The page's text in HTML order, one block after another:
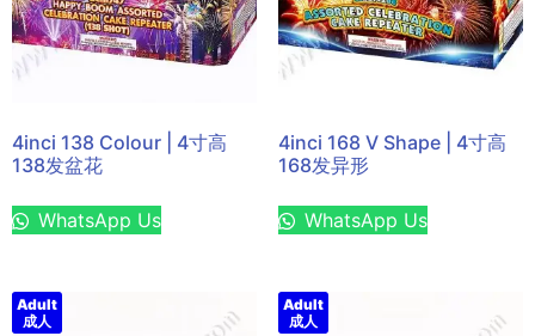
4inci 138 Colour | 4寸高
138发盆花
WhatsApp Us
4inci 168 V Shape | 4寸高
168发异形
WhatsApp Us
Adult
成人
Adult
成人